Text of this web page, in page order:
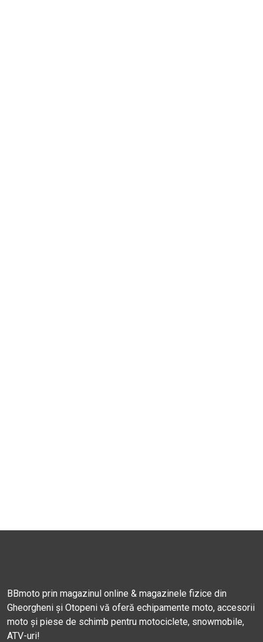
BBmoto prin magazinul online & magazinele fizice din
Gheorgheni și Otopeni vă oferă echipamente moto, accesorii
moto și piese de schimb pentru motociclete, snowmobile,
ATV-uri!